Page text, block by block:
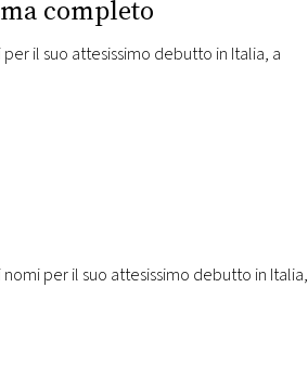
completo
il suo attesissimo debutto in Italia, a
per il suo attesissimo debutto in Italia,